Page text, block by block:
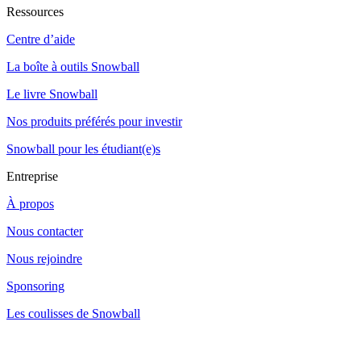
Ressources
Centre d’aide
La boîte à outils Snowball
Le livre Snowball
Nos produits préférés pour investir
Snowball pour les étudiant(e)s
Entreprise
À propos
Nous contacter
Nous rejoindre
Sponsoring
Les coulisses de Snowball